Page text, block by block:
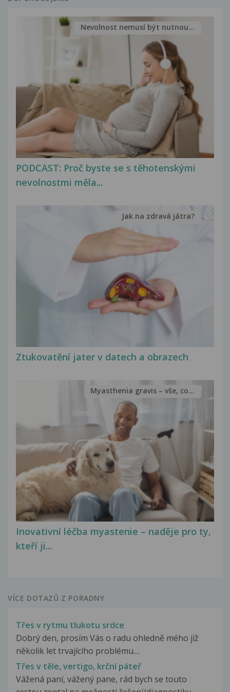
PODCAST: Proč byste se s těhotenskými
nevolnostmi měla...
Nevolnost nemusí být nutnou...
Ztukovatění jater v datech a obrazech
Jak na zdravá játra?
Inovativní léčba myastenie – naděje pro ty,
kteří ji...
Myasthenia gravis – vše, co...
VÍCE DOTAZŮ Z PORADNY
Třes v rytmu tlukotu srdce
Dobrý den, prosím Vás o radu ohledně mého již
několik let trvajícího problému....
Třes v těle, vertigo, krční páteř
Vážená paní, vážený pane, rád bych se touto